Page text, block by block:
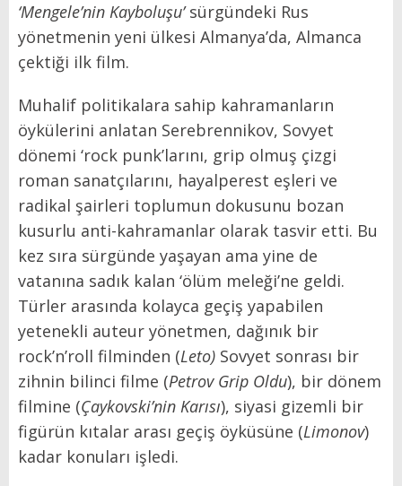
‘Mengele’nin Kayboluşu’sürgündeki Rus
yönetmenin yeni ülkesi Almanya’da, Almanca
çektiği ilk film.
Muhalif politikalara sahip kahramanların
öykülerini anlatan Serebrennikov, Sovyet
dönemi ‘rock punk’larını, grip olmuş çizgi
roman sanatçılarını, hayalperest eşleri ve
radikal şairleri toplumun dokusunu bozan
kusurlu anti-kahramanlar olarak tasvir etti. Bu
kez sıra sürgünde yaşayan ama yine de
vatanına sadık kalan ‘ölüm meleği’ne geldi.
Türler arasında kolayca geçiş yapabilen
yetenekli auteur yönetmen, dağınık bir
rock’n’roll filminden (Leto) Sovyet sonrası bir
zihnin bilinci filme (Petrov Grip Oldu), bir dönem
filmine (Çaykovski’nin Karısı), siyasi gizemli bir
figürün kıtalar arası geçiş öyküsüne (Limonov)
kadar konuları işledi.